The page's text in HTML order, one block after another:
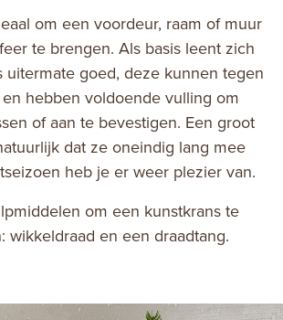
om een voordeur, raam of muur
te brengen. Als basis leent zich
uitermate goed, deze kunnen tegen
hebben voldoende vulling om
of aan te bevestigen. Een groot
dat ze oneindig lang mee
heb je er weer plezier van.
om een kunstkrans te
wikkeldraad en een draadtang.